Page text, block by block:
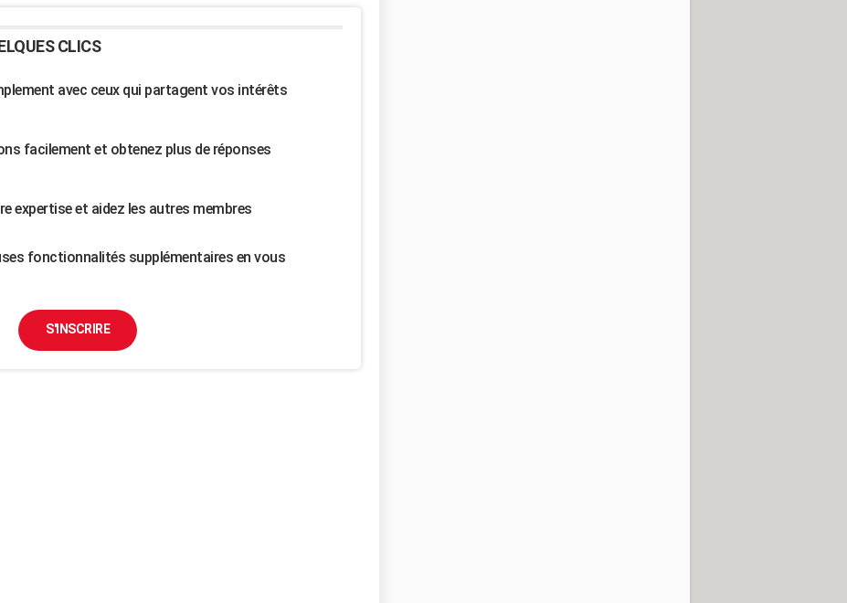
CLICS
avec ceux qui partagent vos intérêts
facilement et obtenez plus de réponses
expertise et aidez les autres membres
fonctionnalités supplémentaires en vous
S'INSCRIRE